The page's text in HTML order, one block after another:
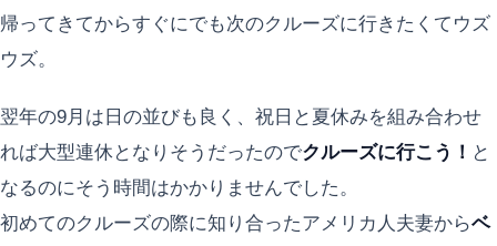
帰ってきてからすぐにでも次のクルーズに行きたくてウズ
ウズ。
翌年の9月は日の並びも良く、祝日と夏休みを組み合わせ
れば大型連休となりそうだったのでクルーズに行こう！ と
なるのにそう時間はかかりませんでした。
初めてのクルーズの際に知り合ったアメリカ人夫妻からベ